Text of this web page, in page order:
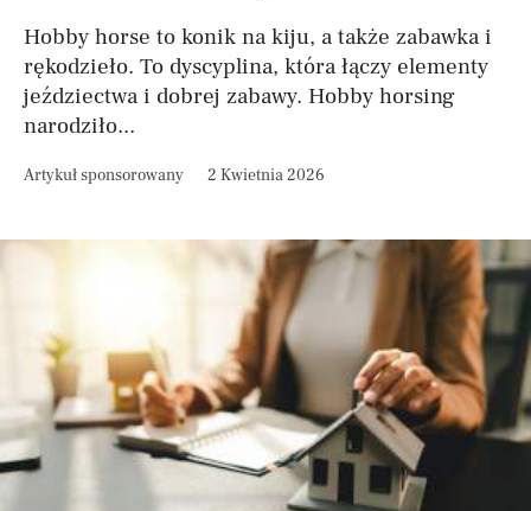
Hobby horse to konik na kiju, a także zabawka i
rękodzieło. To dyscyplina, która łączy elementy
jeździectwa i dobrej zabawy. Hobby horsing
narodziło...
Artykuł sponsorowany 2 Kwietnia 2026